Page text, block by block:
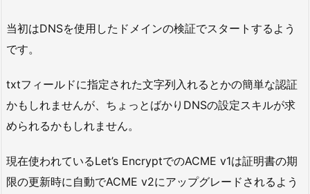
当初はDNSを使用したドメインの検証でスタートするよう
です。
txtフィールドに指定された文字列入れるとかの簡単な認証
かもしれませんが、ちょっとばかりDNSの設定スキルが求
められるかもしれません。
現在使われているLet’s EncryptでのACME v1は証明書の期
限の更新時に自動でACME v2にアップグレードされるよう